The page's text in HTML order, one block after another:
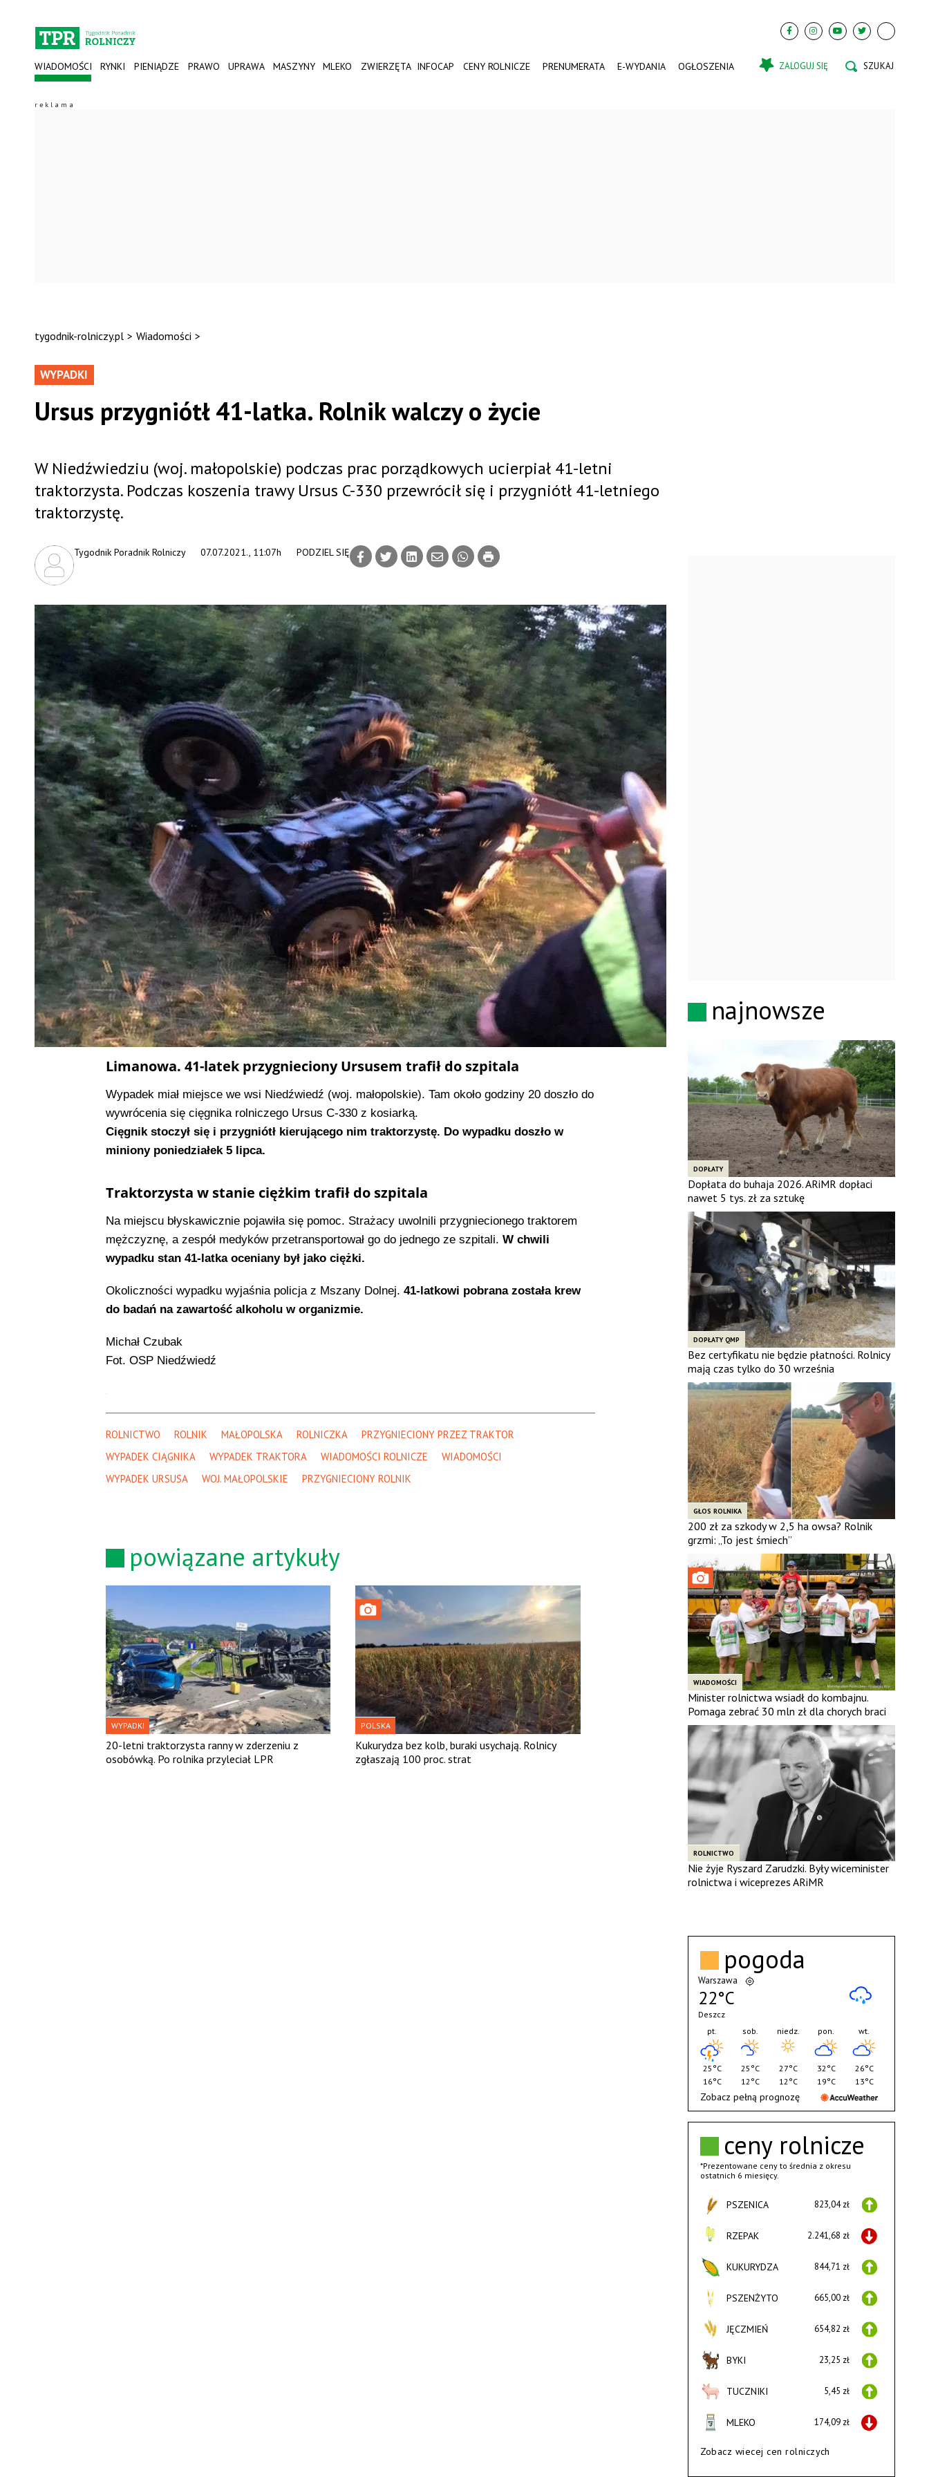
WIADOMOŚCI RYNKI PIENIĄDZE PRAWO UPRAWA MASZYNY MLEKO ZWIERZĘTA INFOCAP CENY ROLNICZE PRENUMERATA E-WYDANIA OGŁOSZENIA ZALOGUJ SIĘ
tygodnik-rolniczy.pl > Wiadomości >
WYPADKI
Ursus przygniótł 41-latka. Rolnik walczy o życie
07.07.2021., 11:07h
Tygodnik Poradnik Rolniczy PODZIEL SIĘ
W Niedźwiedziu (woj. małopolskie) podczas prac porządkowych ucierpiał 41-letni
traktorzysta. Podczas koszenia trawy Ursus C-330 przewrócił się i przygniótł 41-letniego
traktorzystę.
Limanowa. 41-latek przygnieciony Ursusem trafił do szpitala
Wypadek miał miejsce we wsi Niedźwiedź (woj. małopolskie). Tam około godziny 20 doszło do
wywrócenia się cięgnika rolniczego Ursus C-330 z kosiarką.
Cięgnik stoczył się i przygniótł kierującego nim traktorzystę. Do wypadku doszło w
miniony poniedziałek 5 lipca.
Traktorzysta w stanie ciężkim trafił do szpitala
Na miejscu błyskawicznie pojawiła się pomoc. Strażacy uwolnili przygniecionego traktorem
mężczyznę, a zespół medyków przetransportował go do jednego ze szpitali. W chwili
wypadku stan 41-latka oceniany był jako ciężki.
Okoliczności wypadku wyjaśnia policja z Mszany Dolnej. 41-latkowi pobrana została krew
do badań na zawartość alkoholu w organizmie.
Michał Czubak
Fot. OSP Niedźwiedź
ROLNICTWO ROLNIK MAŁOPOLSKA ROLNICZKA
PRZYGNIECIONY PRZEZ TRAKTOR
WYPADEK CIĄGNIKA
WYPADEK TRAKTORA WIADOMOŚCI ROLNICZE
WIADOMOŚCI
WYPADEK URSUSA
WOJ. MAŁOPOLSKIE PRZYGNIECIONY ROLNIK
powiązane artykuły
WYPADKI
20-letni traktorzysta ranny w zderzeniu z
osobówką. Po rolnika przyleciał LPR
POLSKA
Kukurydza bez kolb, buraki usychają. Rolnicy
zgłaszają 100 proc. strat
najnowsze
DOPŁATY
Dopłata do buhaja 2026. ARiMR dopłaci
nawet 5 tys. zł za sztukę
DOPŁATY QMP
Bez certyfikatu nie będzie płatności. Rolnicy
mają czas tylko do 30 września
GŁOS ROLNIKA
200 zł za szkody w 2,5 ha owsa? Rolnik
grzmi: „To jest śmiech”
WIADOMOŚCI
Minister rolnictwa wsiadł do kombajnu.
Pomaga zebrać 30 mln zł dla chorych braci
ROLNICTWO
Nie żyje Ryszard Zarudzki. Były wiceminister
rolnictwa i wiceprezes ARiMR
ceny rolnicze
*Prezentowane ceny to średnia z okresu
ostatnich 6 miesięcy.
PSZENICA 823,04 zł
RZEPAK 2.241,68 zł
KUKURYDZA 844,71 zł
PSZENŻYTO 665,00 zł
JĘCZMIEŃ 654,82 zł
BYKI 23,25 zł
TUCZNIKI 5,45 zł
MLEKO 174,09 zł
Zobacz wiecej cen rolniczych
pogoda
Warszawa
22°C
Deszcz
pt.
25°C
16°C
sob.
25°C
12°C
niedz.
27°C
12°C
pon.
32°C
19°C
wt.
26°C
13°C
Zobacz pełną prognozę